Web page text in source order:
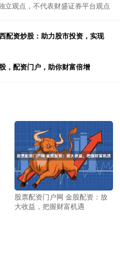
立观点，不代表财盛证券平台观点
配资炒股：助力股市投资，实现
，配资门户，助你财富倍增
股票配资门户网 金股配资：放
大收益，把握财富机遇